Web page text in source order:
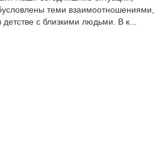
теми взаимоотношениями,
с близкими людьми. В к...